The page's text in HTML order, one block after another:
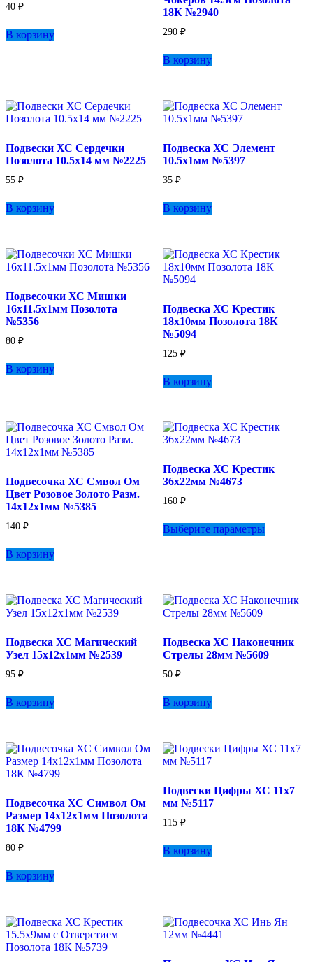
40 ₽
В корзину
18К №2940
290 ₽
В корзину
Подвески ХС Сердечки
Позолота 10.5х14 мм №2225
55 ₽
В корзину
Подвеска ХС Элемент
10.5х1мм №5397
35 ₽
В корзину
Подвесочки ХС Мишки
16х11.5х1мм Позолота
№5356
80 ₽
В корзину
Подвеска ХС Крестик
18х10мм Позолота 18К
№5094
125 ₽
В корзину
Подвесочка ХС Смвол Ом
Цвет Розовое Золото Разм.
14х12х1мм №5385
140 ₽
В корзину
Подвеска ХС Крестик
36х22мм №4673
160 ₽
Выберите параметрытовар
выбрать
товара.
Подвеска ХС Магический
Узел 15х12х1мм №2539
95 ₽
В корзину
Подвеска ХС Наконечник
Стрелы 28мм №5609
50 ₽
В корзину
Подвесочка ХС Символ Ом
Размер 14х12х1мм Позолота
18К №4799
80 ₽
В корзину
Подвески Цифры ХС 11х7
мм №5117
115 ₽
В корзину